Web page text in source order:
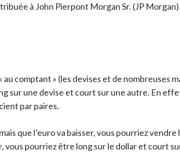
à John Pierpont Morgan Sr. (JP Morgan).
comptant » (les devises et de nombreuses
sur une devise et court sur une autre. En
par paires.
que l’euro va baisser, vous pourriez
vous pourriez être long sur le dollar et court